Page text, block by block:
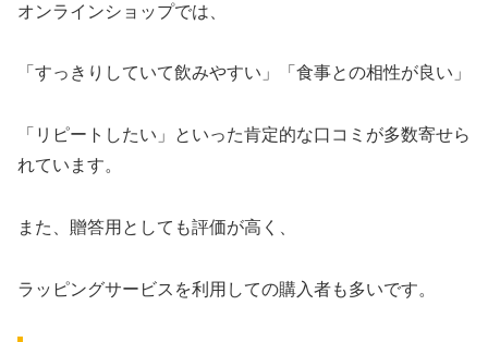
オンラインショップでは、
「すっきりしていて飲みやすい」「食事との相性が良い」
「リピートしたい」といった肯定的な口コミが多数寄せら
れています。
また、贈答用としても評価が高く、
ラッピングサービスを利用しての購入者も多いです。